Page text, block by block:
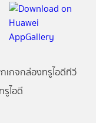
เกจกล่องทรูไอดีทีวี
รูไอดี